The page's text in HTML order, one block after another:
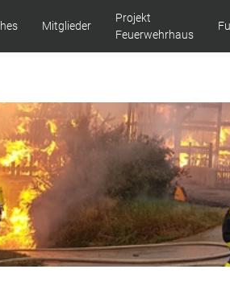
Mitglieder
Projekt
Feuerwehrhaus